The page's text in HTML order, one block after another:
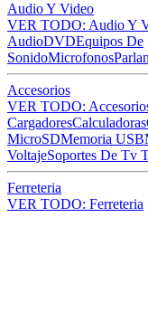
Audio Y Video
VER TODO: Audio Y
AudioDVDEquipos De
SonidoMicrofonos
Accesorios
VER TODO:
CargadoresCalculadoras
MicroSDMemoria USB
VoltajeSoportes De Tv
Ferreteria
VER TODO: Ferreteria